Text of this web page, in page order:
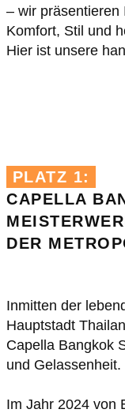
– wir präsentieren
Komfort, Stil und
Hier ist unsere
PLATZ 1:
CAPELLA
DER
Inmitten der
Hauptstadt
Capella Bangkok
und Gelassenheit.
Im Jahr 2024 von